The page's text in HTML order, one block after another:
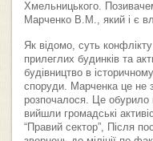
Хмельницького.
Марченко В.М., який і є
Як відомо, суть
прилеглих будинків та
будівництво в
споруди. Марченка це не
розпочалося. Це обурило
вийшли громадські
“Правий сектор”, Після